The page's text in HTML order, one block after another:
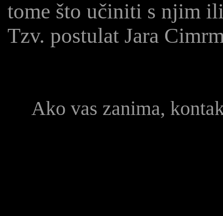
tome što učiniti s njim
Tzv. postulat Jara
Ako vas zanima,